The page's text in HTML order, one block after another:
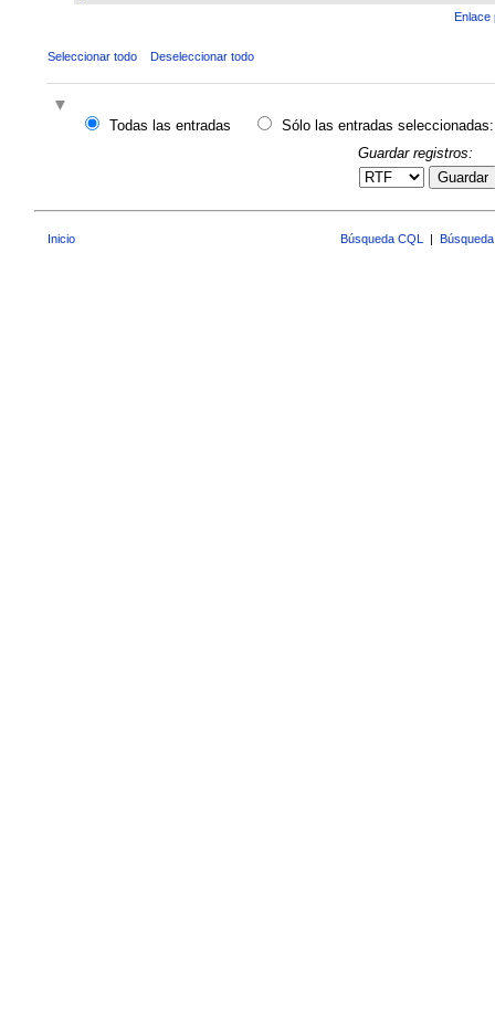
Enlace
Seleccionar todo Deseleccionar todo
Todas las entradas
Sólo las entradas seleccionadas:
Guardar registros:
Guardar
Inicio Búsqueda CQL